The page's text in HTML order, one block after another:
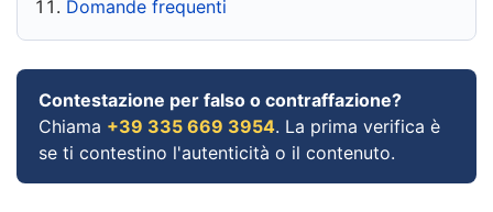
Domande frequenti
Contestazione per falso o contraffazione?
Chiama +39 335 669 3954. La prima verifica è
se ti contestino l'autenticità o il contenuto.